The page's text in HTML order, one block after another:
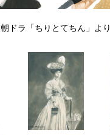
朝ドラ「ちりとてちん」より